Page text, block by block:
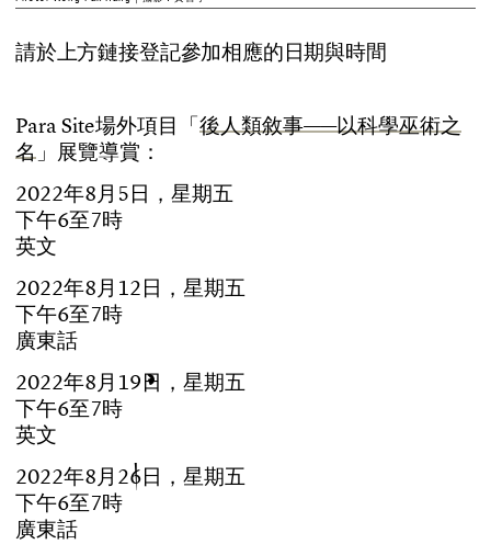
請於上方鏈接登記參加相應的日期與時間
Para Site場外項目 「後人類敘事——以科學巫術之
名 」 展覽導賞 ：
2022年8月 5日 ， 星期五
下午6至7時
英文
2022年8月 12日 ， 星期五
下午6至7時
廣東話
2022年8月 19日 ， 星期五
下午6至7時
英文
2022年8月 26日 ， 星期五
下午6至7時
廣東話